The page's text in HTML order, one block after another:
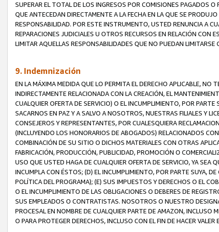
SUPERAR EL TOTAL DE LOS INGRESOS POR COMISIONES PAGADOS
QUE ANTECEDAN DIRECTAMENTE A LA FECHA EN LA QUE SE
RESPONSABILIDAD. POR ESTE INSTRUMENTO, USTED RENUNCIA A
REPARACIONES JUDICIALES U OTROS RECURSOS EN RELACIÓN CON
LIMITAR AQUELLAS RESPONSABILIDADES QUE NO PUEDAN LIMITARSE
9. Indemnización
EN LA MÁXIMA MEDIDA QUE LO PERMITA EL DERECHO APLICABLE,
INDIRECTAMENTE RELACIONADA CON LA CREACIÓN, EL
CUALQUIER OFERTA DE SERVICIO) O EL INCUMPLIMIENTO, POR
SACARNOS EN PAZ Y A SALVO A NOSOTROS, NUESTRAS FILIALES Y
CONSEJEROS Y REPRESENTANTES, POR CUALESQUIERA
(INCLUYENDO LOS HONORARIOS DE ABOGADOS) RELACIONADOS
COMBINACIÓN DE SU SITIO O DICHOS MATERIALES CON OTRAS
FABRICACIÓN, PRODUCCIÓN, PUBLICIDAD, PROMOCIÓN O
USO QUE USTED HAGA DE CUALQUIER OFERTA DE SERVICIO, YA SEA
INCUMPLA CON ÉSTOS; (D) EL INCUMPLIMIENTO, POR PARTE SUYA,
POLÍTICA DEL PROGRAMA); (E) SUS IMPUESTOS Y DERECHOS O EL
O EL INCUMPLIMIENTO DE LAS OBLIGACIONES O DEBERES DE
SUS EMPLEADOS O CONTRATISTAS. NOSOTROS O NUESTRO
PROCESAL EN NOMBRE DE CUALQUIER PARTE DE AMAZON, INCLUSO
O PARA PROTEGER DERECHOS, INCLUSO CON EL FIN DE HACER VALER